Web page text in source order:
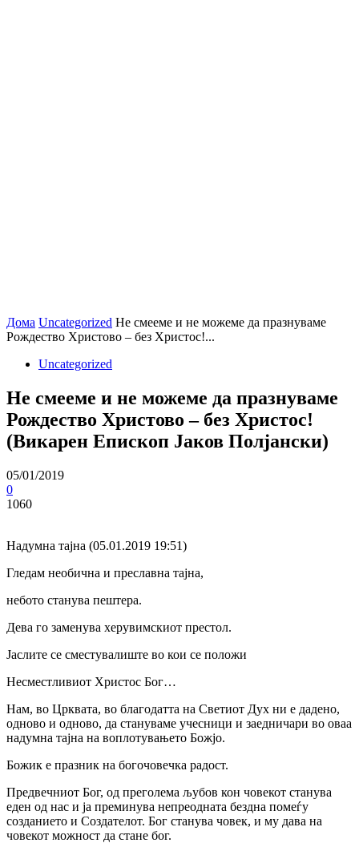
Дома Uncategorized Не смееме и не можеме да празнуваме
Рождество Христово – без Христос!...
Uncategorized
Не смееме и не можеме да празнуваме
Рождество Христово – без Христос!
(Викарен Епископ Јаков Полјански)
05/01/2019
0
1060
Надумна тајна (05.01.2019 19:51)
Гледам необична и преславна тајна,
небото станува пештера.
Дева го заменува херувимскиот престол.
Јаслите се сместувалиште во кои се положи
Несместливиот Христос Бог…
Нам, во Црквата, во благодатта на Светиот Дух ни е дадено,
одново и одново, да стануваме учесници и заедничари во оваа
надумна тајна на воплотувањето Божјо.
Божик е празник на богочовечка радост.
Предвечниот Бог, од преголема љубов кон човекот станува
еден од нас и ја преминува непреодната бездна помеѓу
созданието и Создателот. Бог станува човек, и му дава на
човекот можност да стане бог.